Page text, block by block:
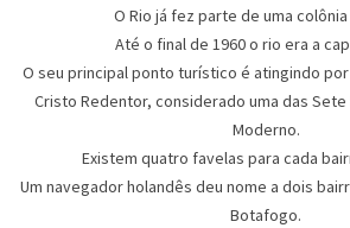
O Rio já fez parte de uma
Até o final de 1960 o rio era a
O seu principal ponto turístico é atingindo
Cristo Redentor, considerado uma das Sete
Moderno.
Existem quatro favelas para cada
Um navegador holandês deu nome a dois
Botafogo.